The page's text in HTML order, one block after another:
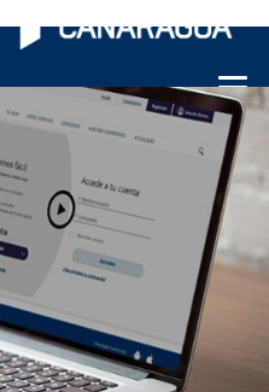
Menu